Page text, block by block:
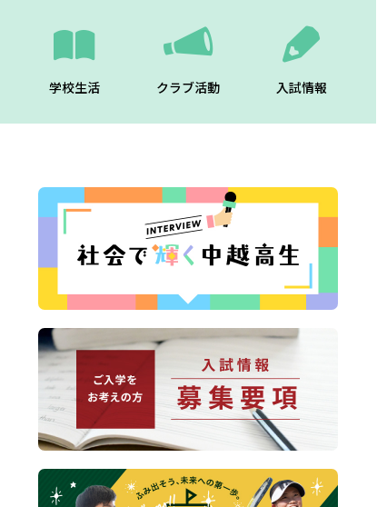
学校生活 クラブ活動 入試情報